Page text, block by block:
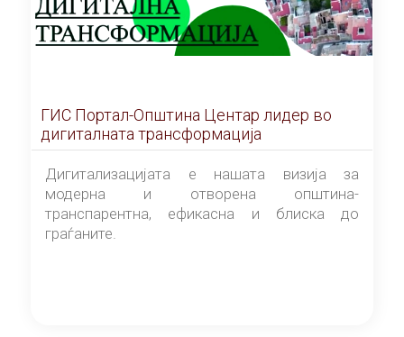
ГИС Портал-Општина Центар лидер во
дигиталната трансформација
Дигитализацијата е нашата визија за
модерна и отворена општина-
транспарентна, ефикасна и блиска до
граѓаните.